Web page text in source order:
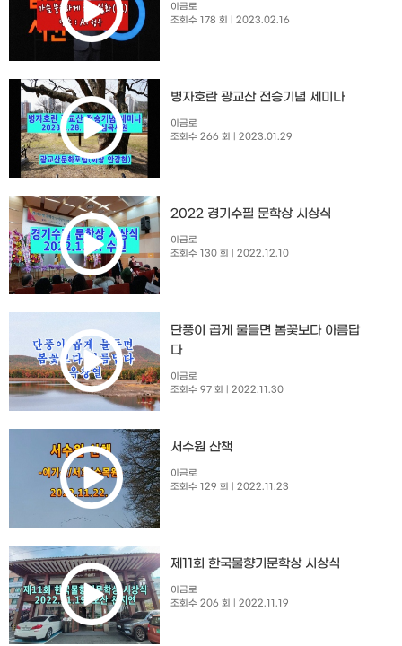
이금로
조회수 178 회
| 2023.02.16
병자호란 광교산 전승기념 세미나
이금로
조회수 266 회
| 2023.01.29
2022 경기수필 문학상 시상식
이금로
조회수 130 회
| 2022.12.10
단풍이 곱게 물들면 봄꽃보다 아름답
다
이금로
조회수 97 회
| 2022.11.30
서수원 산책
이금로
조회수 129 회
| 2022.11.23
제11회 한국물향기문학상 시상식
이금로
조회수 206 회
| 2022.11.19